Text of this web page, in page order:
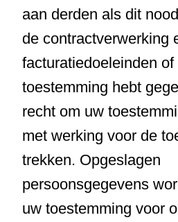
aan derden als dit
de contractverwerking
facturatiedoeleinden
toestemming hebt
recht om uw
met werking voor de
trekken. Opgeslagen
persoonsgegevens
uw toestemming voor